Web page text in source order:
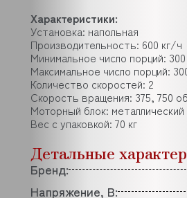
Характеристики:
Установка: напольная
Производительность: 600 кг/ч
Минимальное число порций: 300
Максимальное число порций:
Количество скоростей: 2
Скорость вращения: 375, 750
Моторный блок: металлический
Вес с упаковкой: 70 кг
Детальные
Бренд:
Напряжение, В: